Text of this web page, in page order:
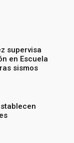
supervisa
en Escuela
sismos